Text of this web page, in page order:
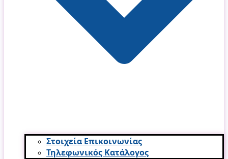
Στοιχεία Επικοινωνίας
Τηλεφωνικός Κατάλογος